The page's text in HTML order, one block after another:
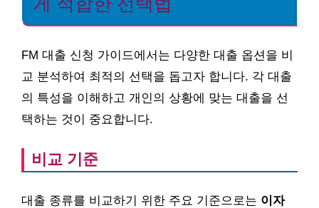
FM 대출 신청 가이드에서는 다양한 대출 옵션을 비
교 분석하여 최적의 선택을 돕고자 합니다. 각 대출
의 특성을 이해하고 개인의 상황에 맞는 대출을 선
택하는 것이 중요합니다.
비교 기준
대출 종류를 비교하기 위한 주요 기준으로는 이자